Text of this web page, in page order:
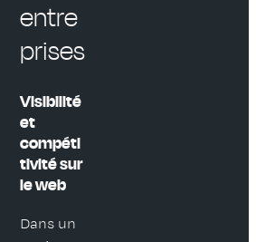
entre
prises
Visibilité
et
compéti
tivité sur
le web
Dans un